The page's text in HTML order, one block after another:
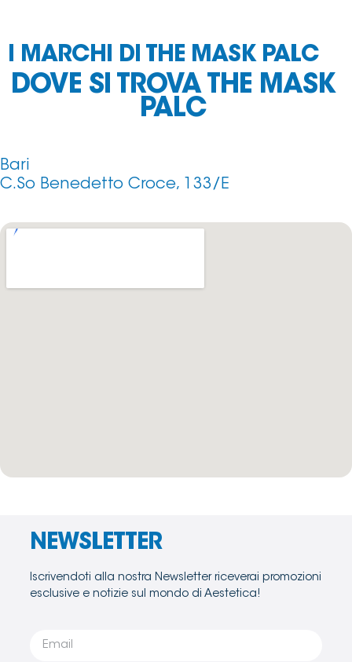
I MARCHI DI THE MASK PALC
DOVE SI TROVA THE MASK
PALC
Bari
C.So Benedetto Croce, 133/E
NEWSLETTER
Iscrivendoti alla nostra Newsletter riceverai promozioni
esclusive e notizie sul mondo di Aestetica!